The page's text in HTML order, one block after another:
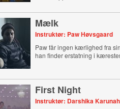
Mælk
Instruktør: Paw Høvsgaard
Paw får ingen kærlighed fra
han finder erstatning i
First Night
Instruktør: Darshika